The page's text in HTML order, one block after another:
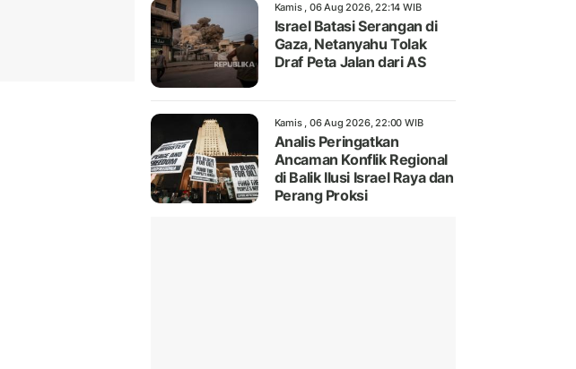
Kamis , 06 Aug 2026, 22:14 WIB
Israel Batasi Serangan di
Gaza, Netanyahu Tolak
Draf Peta Jalan dari AS
Kamis , 06 Aug 2026, 22:00 WIB
Analis Peringatkan
Ancaman Konflik Regional
di Balik Ilusi Israel Raya dan
Perang Proksi